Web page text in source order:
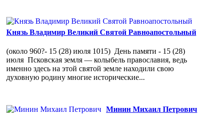
Князь Владимир Великий Святой Равноапостольный
(около 960?- 15 (28) июля 1015) День памяти - 15 (28)
июля Псковская земля — колыбель православия, ведь
именно здесь на этой святой земле находили свою
духовную родину многие исторические...
Минин Михаил Петрович